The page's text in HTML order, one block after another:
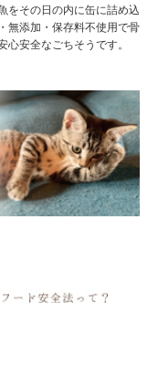
をその日の内に缶に詰め込
無添加・保存料不使用で骨
安全なごちそうです。